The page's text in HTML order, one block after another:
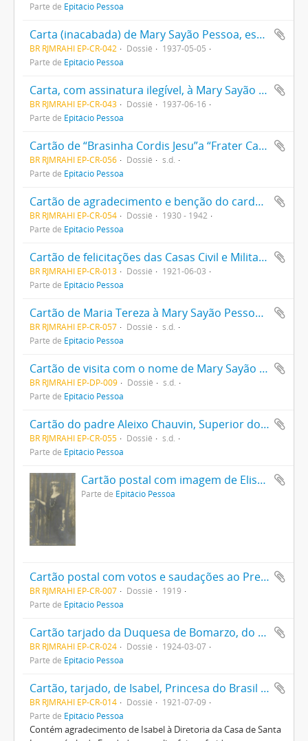
Parte de Epitácio Pessoa
Carta (inacabada) de Mary Sayão Pessoa, esposa de Epitácio Pessoa, a um padre (não identificado), informando sobre a publicação de dois livretos de sua autoria
BR RJMRAHI EP-CR-042 Dossiê
1937-05-05
Parte de Epitácio Pessoa
Carta, com assinatura ilegível, à Mary Sayão Pessoa, esposa de Epitácio Pessoa, pedindo sua recomendação ao Embaixador J. Bonifácio e enviando a Revista Ilustração
BR RJMRAHI EP-CR-043 Dossiê
1937-06-16
Parte de Epitácio Pessoa
Cartão de “Brasinha Cordis Jesu”a “Frater Caríssime in Domino”, com desejos de crescente satisfação ao Sacerdote
BR RJMRAHI EP-CR-056 Dossiê
s.d.
Parte de Epitácio Pessoa
Cartão de agradecimento e benção do cardeal D. Sebastião Leme, amigo pessoal de Epitácio Pessoa
BR RJMRAHI EP-CR-054 Dossiê
1930 - 1942
Parte de Epitácio Pessoa
Cartão de felicitações das Casas Civil e Militar ao Presidente Epitácio Pessoa
BR RJMRAHI EP-CR-013 Dossiê
1921-06-03
Parte de Epitácio Pessoa
Cartão de Maria Tereza à Mary Sayão Pessoa, esposa de Epitácio Pessoa, com palavras de simpatia e amizade por Epitácio Pessoa
BR RJMRAHI EP-CR-057 Dossiê
s.d.
Parte de Epitácio Pessoa
Cartão de visita com o nome de Mary Sayão Pessoa impresso
BR RJMRAHI EP-DP-009 Dossiê
s.d.
Parte de Epitácio Pessoa
Cartão do padre Aleixo Chauvin, Superior dos assuncionistas, à [Mary Sayão Pessoa], agradecendo o envio da cobertura do cibório (acessório litúrgico)
BR RJMRAHI EP-CR-055 Dossiê
s.d.
Parte de Epitácio Pessoa
Cartão postal com imagem de Elisabeth, Rainha da Bélgica
Parte de Epitácio Pessoa
Cartão postal com votos e saudações ao Presidente Epitácio Pessoa
BR RJMRAHI EP-CR-007 Dossiê
1919
Parte de Epitácio Pessoa
Cartão tarjado da Duquesa de Bomarzo, do Palácio Borghese, a Mary Sayão Pessoa comunicando o falecimento de seu filho e felicitando-a pelo nascimento de uma neta
BR RJMRAHI EP-CR-024 Dossiê
1924-03-07
Parte de Epitácio Pessoa
Cartão, tarjado, de Isabel, Princesa do Brasil e Condessa d’Eu, a Mary Sayão Pessoa, esposa de Epitácio Pessoa
BR RJMRAHI EP-CR-014 Dossiê
1921-07-09
Parte de Epitácio Pessoa
Contém agradecimento de Isabel à Diretoria da Casa de Santa